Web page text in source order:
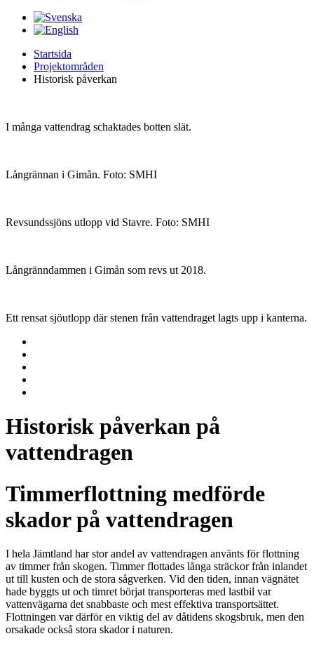
Startsida
Projektområden
Historisk påverkan
I många vattendrag schaktades botten slät.
Långrännan i Gimån. Foto: SMHI
Revsundssjöns utlopp vid Stavre. Foto: SMHI
Långränndammen i Gimån som revs ut 2018.
Ett rensat sjöutlopp där stenen från vattendraget lagts upp i kanterna.
Historisk påverkan på
vattendragen
Timmerflottning medförde
skador på vattendragen
I hela Jämtland har stor andel av vattendragen använts för flottning
av timmer från skogen. Timmer flottades långa sträckor från inlandet
ut till kusten och de stora sågverken. Vid den tiden, innan vägnätet
hade byggts ut och timret börjat transporteras med lastbil var
vattenvägarna det snabbaste och mest effektiva transportsättet.
Flottningen var därför en viktig del av dåtidens skogsbruk, men den
orsakade också stora skador i naturen.